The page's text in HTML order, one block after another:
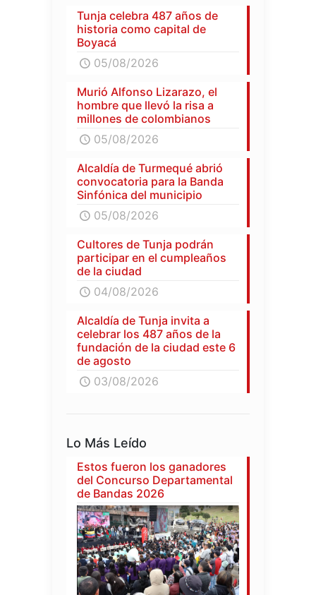
Tunja celebra 487 años de
historia como capital de
Boyacá
05/08/2026
Murió Alfonso Lizarazo, el
hombre que llevó la risa a
millones de colombianos
05/08/2026
Alcaldía de Turmequé abrió
convocatoria para la Banda
Sinfónica del municipio
05/08/2026
Cultores de Tunja podrán
participar en el cumpleaños
de la ciudad
04/08/2026
Alcaldía de Tunja invita a
celebrar los 487 años de la
fundación de la ciudad este 6
de agosto
03/08/2026
Lo Más Leído
Estos fueron los ganadores
del Concurso Departamental
de Bandas 2026